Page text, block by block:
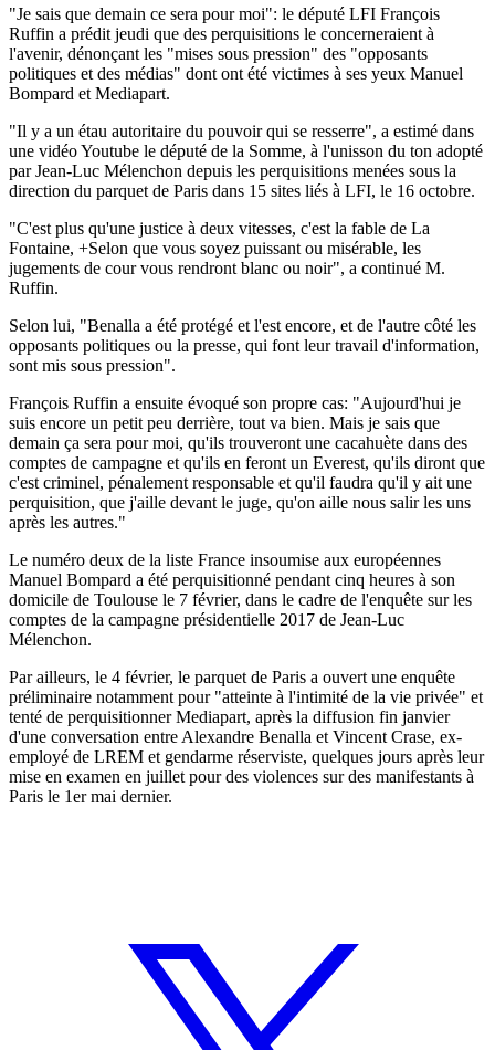
"Je sais que demain ce sera pour moi": le député LFI François
Ruffin a prédit jeudi que des perquisitions le concerneraient à
l'avenir, dénonçant les "mises sous pression" des "opposants
politiques et des médias" dont ont été victimes à ses yeux Manuel
Bompard et Mediapart.
"Il y a un étau autoritaire du pouvoir qui se resserre", a estimé dans
une vidéo Youtube le député de la Somme, à l'unisson du ton adopté
par Jean-Luc Mélenchon depuis les perquisitions menées sous la
direction du parquet de Paris dans 15 sites liés à LFI, le 16 octobre.
"C'est plus qu'une justice à deux vitesses, c'est la fable de La
Fontaine, +Selon que vous soyez puissant ou misérable, les
jugements de cour vous rendront blanc ou noir", a continué M.
Ruffin.
Selon lui, "Benalla a été protégé et l'est encore, et de l'autre côté les
opposants politiques ou la presse, qui font leur travail d'information,
sont mis sous pression".
François Ruffin a ensuite évoqué son propre cas: "Aujourd'hui je
suis encore un petit peu derrière, tout va bien. Mais je sais que
demain ça sera pour moi, qu'ils trouveront une cacahuète dans des
comptes de campagne et qu'ils en feront un Everest, qu'ils diront que
c'est criminel, pénalement responsable et qu'il faudra qu'il y ait une
perquisition, que j'aille devant le juge, qu'on aille nous salir les uns
après les autres."
Le numéro deux de la liste France insoumise aux européennes
Manuel Bompard a été perquisitionné pendant cinq heures à son
domicile de Toulouse le 7 février, dans le cadre de l'enquête sur les
comptes de la campagne présidentielle 2017 de Jean-Luc
Mélenchon.
Par ailleurs, le 4 février, le parquet de Paris a ouvert une enquête
préliminaire notamment pour "atteinte à l'intimité de la vie privée" et
tenté de perquisitionner Mediapart, après la diffusion fin janvier
d'une conversation entre Alexandre Benalla et Vincent Crase, ex-
employé de LREM et gendarme réserviste, quelques jours après leur
mise en examen en juillet pour des violences sur des manifestants à
Paris le 1er mai dernier.